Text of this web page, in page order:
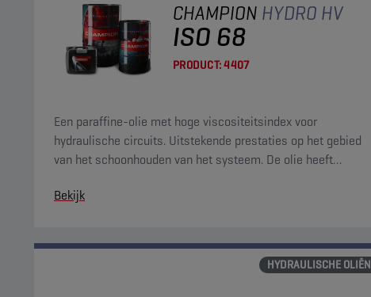
CHAMPION HYDRO HV
ISO 68
PRODUCT:4407
Een paraffine-olie met hoge viscositeitsindex voor
hydraulische circuits. Uitstekende prestaties op het gebied
van het schoonhouden van het systeem. De olie heeft
en snelle luchtafscheiding.
Bekijk
HYDRAULISCHE OLIËN